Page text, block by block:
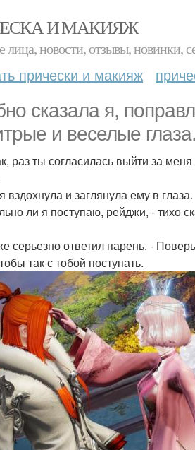
И МАКИЯЖ
новости, отзывы, новинки,
прически и макияж
сказала я,
и веселые глаза.
раз ты согласилась выйти за
и заглянула ему в глаза.
ли я поступаю, рейджи, - тихо
серьезно ответил парень. -
так с тобой поступать.